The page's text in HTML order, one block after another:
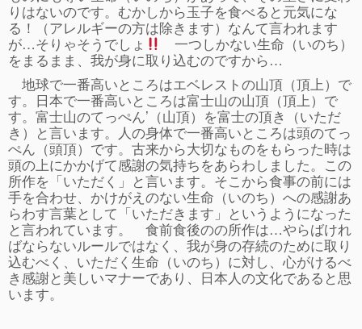
体験入園＆園見学
ぴ～ち通信
求人情報（園見学/自主実習も対応）
りはないのです。むかしから玉子を食べると元気にな
る！（アレルギーの方は除きます）なんて言われます
が…そりゃそうでしょ
一つしかない生命（いのち）
をまるまま、我が身に取り込むのですから…
地球で一番高いところはエベレストの山頂（頂上）で
す。日本で一番高いところは富士山の山頂（頂上）で
す。富士山のてっぺん’（山頂）を富士の頂き（いただ
き）と言います。人の身体で一番高いところは頭のてっ
ぺん（頭頂）です。古来から大切なものをもらった時は
頭の上にかかげて感謝の気持ちをあらわしました。この
所作を「いただく」と言います。そこから食事の前には
手を合わせ、かけがえのない生命（いのち）への感謝あ
らわす言葉として「いただきます」というようになった
と言われています。 食前食後のの所作は…やらばけれ
ばならないルールではなく、我が身の存続のために取り
込むべく、いただく生命（いのち）に対し、心がけるべ
き感謝と美しいマナーであり、日本人の文化であると思
います。